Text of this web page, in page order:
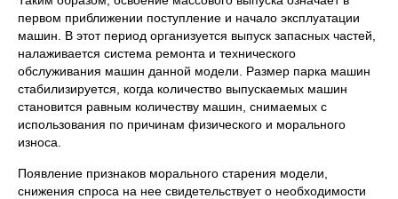
первом приближении поступление и начало эксплуатации
машин. В этот период организуется выпуск запасных частей,
налаживается система ремонта и технического
обслуживания машин данной модели. Размер парка машин
стабилизируется, когда количество выпускаемых машин
становится равным количеству машин, снимаемых с
использования по причинам физического и морального
износа.
Появление признаков морального старения модели,
снижения спроса на нее свидетельствует о необходимости